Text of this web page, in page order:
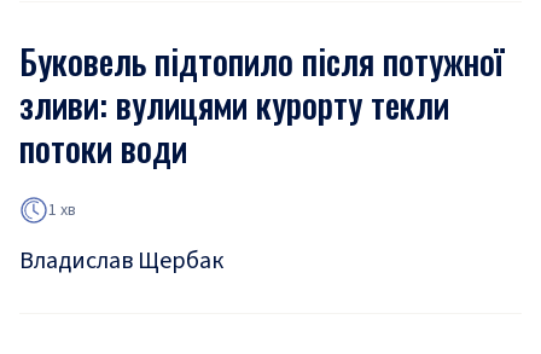
Буковель підтопило після потужної
зливи: вулицями курорту текли
потоки води
1 хв
Владислав Щербак